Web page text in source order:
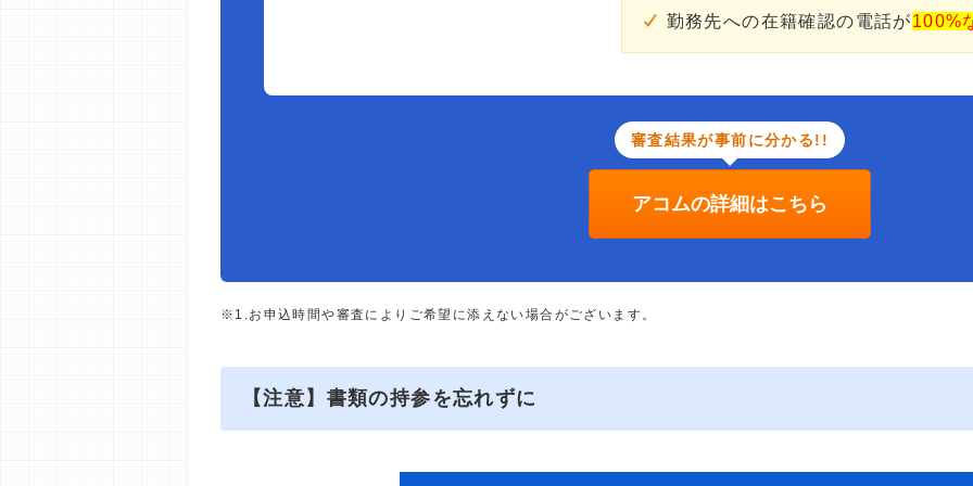
勤務先への在籍確認の電話が100%
審査結果が事前に分かる!!
アコムの詳細はこちら
※1.お申込時間や審査によりご希望に添えない場合がございます。
【注意】書類の持参を忘れずに